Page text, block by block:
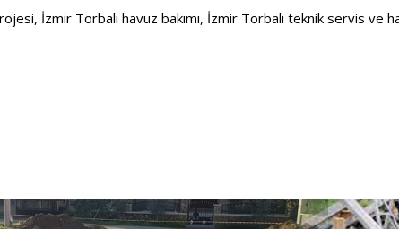
İzmir Torbalı havuz bakımı, İzmir Torbalı teknik servis ve